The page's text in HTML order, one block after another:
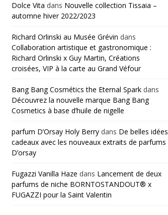
Dolce Vita dans Nouvelle collection Tissaia –
automne hiver 2022/2023
Richard Orlinski au Musée Grévin dans
Collaboration artistique et gastronomique :
Richard Orlinski x Guy Martin, Créations
croisées, VIP à la carte au Grand Véfour
Bang Bang Cosmétics the Eternal Spark dans
Découvrez la nouvelle marque Bang Bang
Cosmetics à base d’huile de nigelle
parfum D’Orsay Holy Berry dans De belles idées
cadeaux avec les nouveaux extraits de parfums
D’orsay
Fugazzi Vanilla Haze dans Lancement de deux
parfums de niche BORNTOSTANDOUT® x
FUGAZZI pour la Saint Valentin